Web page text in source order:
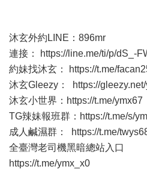
沐玄外約LINE：896mr
連接：
https://line.me/ti/p/dS_-
約妹找沐玄：
https://t.me/
沐玄Gleezy：
https://
沐玄小世界： https://t.me/ymx67
TG辣妹報班群： https://t.me/s/
成人鹹濕群：
https://t.me/
全臺灣老司機黑暗總站入口
https://t.me/ymx_x0